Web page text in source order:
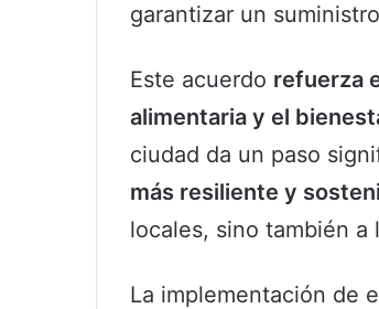
garantizar un
Este acuerdo refuerza
alimentaria y el
ciudad da un paso
más resiliente y
locales, sino también a
La implementación de